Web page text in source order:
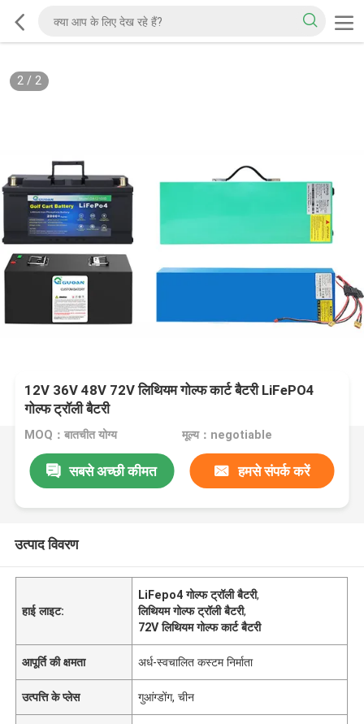
2/ 2
12V 36V 48V 72V लिथियम गोल्फ कार्ट बैटरी LiFePO4
गोल्फ ट्रॉली बैटरी
MOQ：बातचीत योग्य मूल्य：negotiable
सबसे अच्छी कीमत हमसे संपर्क करें
उत्पाद विवरण
हाई लाइट:
LiFepo4 गोल्फ ट्रॉली बैटरी,
लिथियम गोल्फ ट्रॉली बैटरी,
72V लिथियम गोल्फ कार्ट बैटरी
आपूर्ति की क्षमता अर्ध-स्वचालित कस्टम निर्माता
उत्पत्ति के प्लेस गुआंग्डोंग, चीन